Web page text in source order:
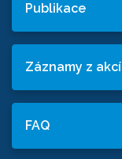
Publikace
Záznamy z akcí
FAQ